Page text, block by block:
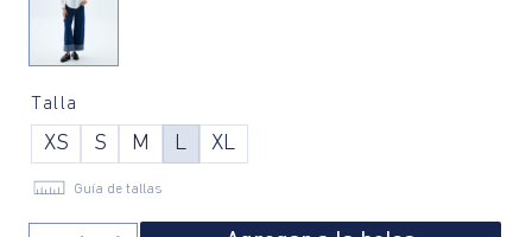
Talla
XS S M L XL
Guía de tallas